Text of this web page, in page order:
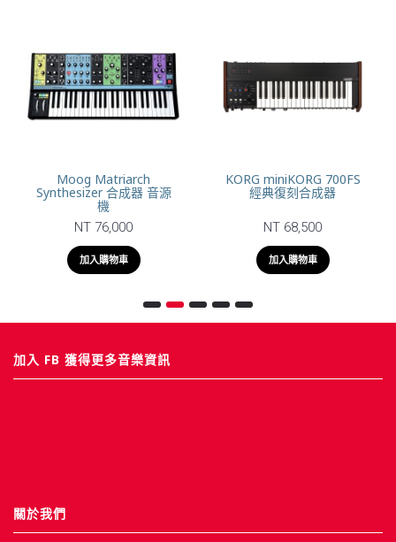
Moog Matriarch
Synthesizer 合成器 音源
機
NT 76,000
加入購物車
KORG miniKORG 700FS
經典復刻合成器
NT 68,500
加入購物車
加入 FB 獲得更多音樂資訊
關於我們